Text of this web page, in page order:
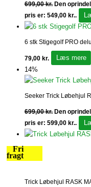
699,00kr. Den
pris er: 549,00 kr..
6 stk Stigegolf PRO
79,00 kr.
Læs mere
14%
Seeker Trick Løbehjul
699,00kr. Den
pris er: 599,00 kr..
Fri
fragt
Trick Løbehjul RASK